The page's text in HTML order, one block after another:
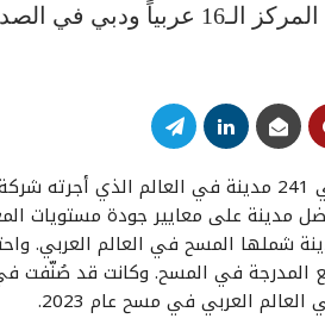
في الصدارة
في المسح السنوي حيال نوعية الحياة في 241 مدينة في